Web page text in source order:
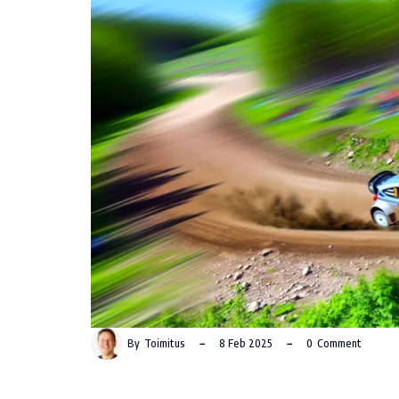
By Toimitus 8 Feb 2025 0 Comment